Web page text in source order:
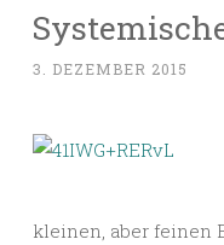
3. DEZEMBER 2015
kleinen, aber feinen